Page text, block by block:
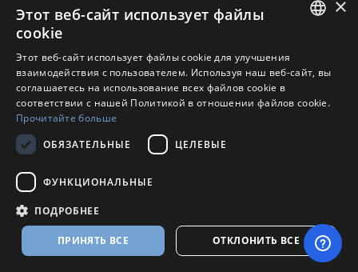
На складе
Количество подшипников 9 + 1
Вес 167гр
Передаточное число 8,1:1
Вместимость лески 0,30мм/100м
239,00 €
RUSSIAN
×
Этот веб-сайт использует файлы
cookie
Этот веб-сайт использует файлы cookie для улучшения
взаимодействия с пользователем. Используя наш веб-сайт, вы
соглашаетесь на использование всех файлов cookie в
соответствии с нашей Политикой в ​​отношении файлов cookie.
Прочитайте больше
ОБЯЗАТЕЛЬНЫЕ
ЦЕЛЕВЫЕ
ФУНКЦИОНАЛЬНЫЕ
ПОДРОБНЕЕ
ПРИНЯТЬ ВСЕ ОТКЛОНИТЬ ВСЕ